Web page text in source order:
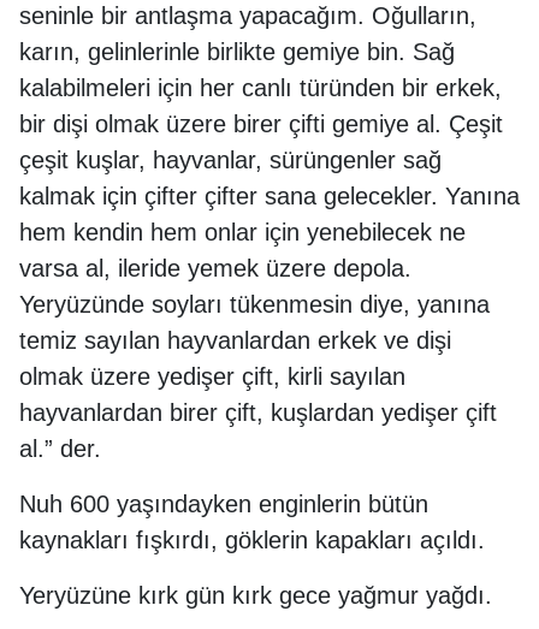
seninle bir antlaşma yapacağım. Oğulların,
karın, gelinlerinle birlikte gemiye bin. Sağ
kalabilmeleri için her canlı türünden bir erkek,
bir dişi olmak üzere birer çifti gemiye al. Çeşit
çeşit kuşlar, hayvanlar, sürüngenler sağ
kalmak için çifter çifter sana gelecekler. Yanına
hem kendin hem onlar için yenebilecek ne
varsa al, ileride yemek üzere depola.
Yeryüzünde soyları tükenmesin diye, yanına
temiz sayılan hayvanlardan erkek ve dişi
olmak üzere yedişer çift, kirli sayılan
hayvanlardan birer çift, kuşlardan yedişer çift
al.” der.
Nuh 600 yaşındayken enginlerin bütün
kaynakları fışkırdı, göklerin kapakları açıldı.
Yeryüzüne kırk gün kırk gece yağmur yağdı.